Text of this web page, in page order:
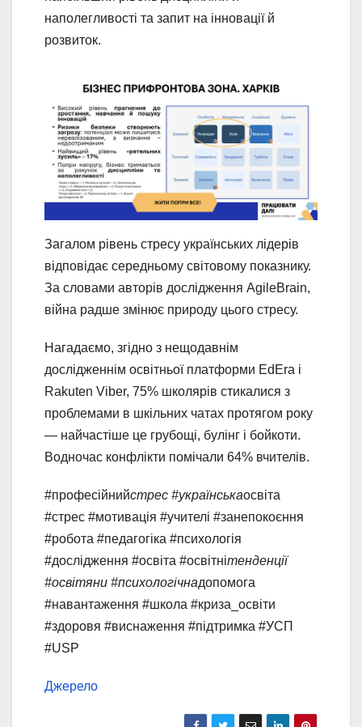
наполегливості та запит на інновації й
розвиток.
Загалом рівень стресу українських лідерів
відповідає середньому світовому показнику.
За словами авторів дослідження AgileBrain,
війна радше змінює природу цього стресу.
Нагадаємо, згідно з нещодавнім
дослідженнім освітньої платформи EdEra і
Rakuten Viber, 75% школярів стикалися з
проблемами в шкільних чатах протягом року
— найчастіше це грубощі, булінг і бойкоти.
Водночас конфлікти помічали 64% вчителів.
#професійнийстрес #українськаосвіта
#стрес #мотивація #учителі #занепокоєння
#робота #педагогіка #психологія
#дослідження #освіта #освітнітенденції
#освітяни #психологічнадопомога
#навантаження #школа #криза_освіти
#здоровя #виснаження #підтримка #УСП
#USP
Джерело